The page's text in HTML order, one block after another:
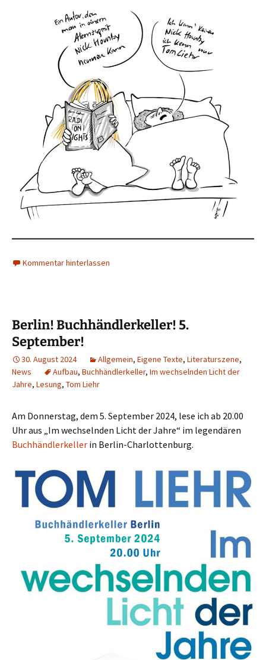
Kommentar hinterlassen
Berlin! Buchhändlerkeller! 5.
September!
30. August 2024 Allgemein, Eigene Texte, Literaturszene,
News
Aufbau, Buchhändlerkeller, Im wechselnden Licht der
Jahre, Lesung, Tom Liehr
Am Donnerstag, dem 5. September 2024, lese ich ab 20.00
Uhr aus „Im wechselnden Licht der Jahre“ im legendären
Buchhändlerkeller in Berlin-Charlottenburg.